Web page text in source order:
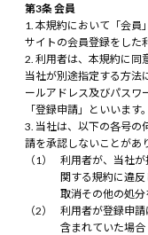
第3条 会員
本規約において「会員
サイトの会員登録をした
利用者は、本規約に同
当社が別途指定する方法
ールアドレス及びパスワ
「登録申請」といいます
当社は、以下の各号の
請を承認しないことがあ
利用者が、当社
関する規約に違
取消その他の処
利用者が登録申
含まれていた場合